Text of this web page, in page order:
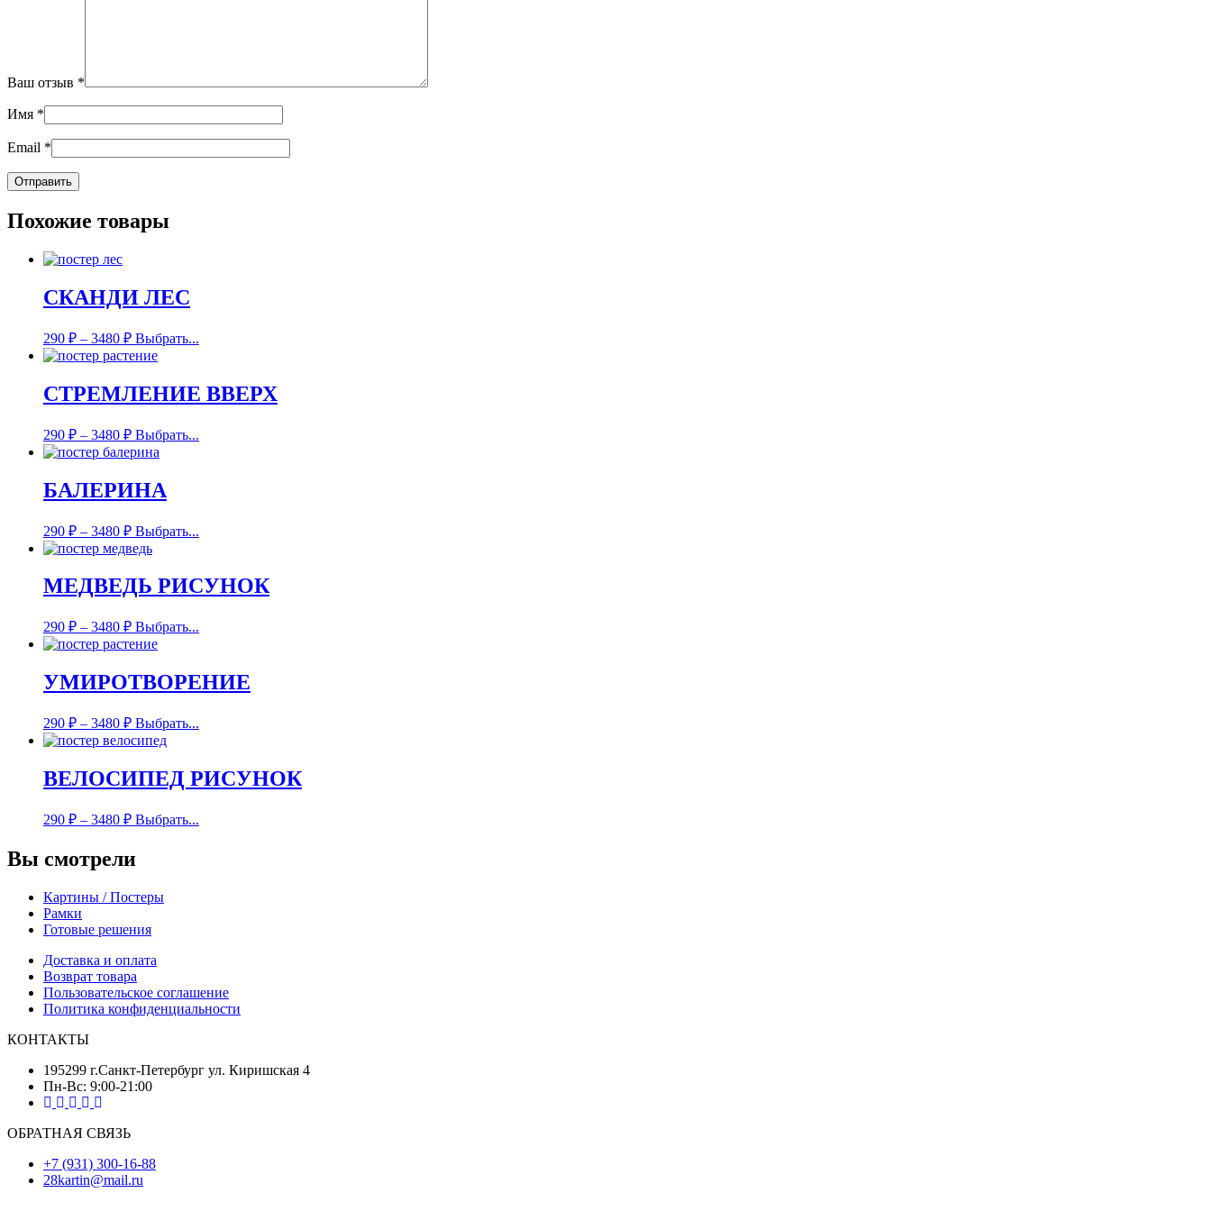
Ваш отзыв *
Имя *
Email *
Похожие товары
СКАНДИ ЛЕС
290 ₽ – 3480 ₽ Выбрать...
СТРЕМЛЕНИЕ ВВЕРХ
290 ₽ – 3480 ₽ Выбрать...
БАЛЕРИНА
290 ₽ – 3480 ₽ Выбрать...
МЕДВЕДЬ РИСУНОК
290 ₽ – 3480 ₽ Выбрать...
УМИРОТВОРЕНИЕ
290 ₽ – 3480 ₽ Выбрать...
ВЕЛОСИПЕД РИСУНОК
290 ₽ – 3480 ₽ Выбрать...
Вы смотрели
Картины / Постеры
Рамки
Готовые решения
Доставка и оплата
Возврат товара
Пользовательское соглашение
Политика конфиденциальности
КОНТАКТЫ
195299 г.Санкт-Петербург ул. Киришская 4
Пн-Вс: 9:00-21:00
ОБРАТНАЯ СВЯЗЬ
+7 (931) 300-16-88
28kartin@mail.ru